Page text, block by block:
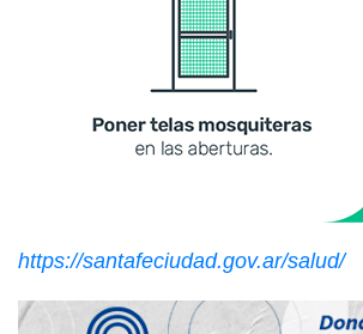
https://santafeciudad.gov.ar/salud/